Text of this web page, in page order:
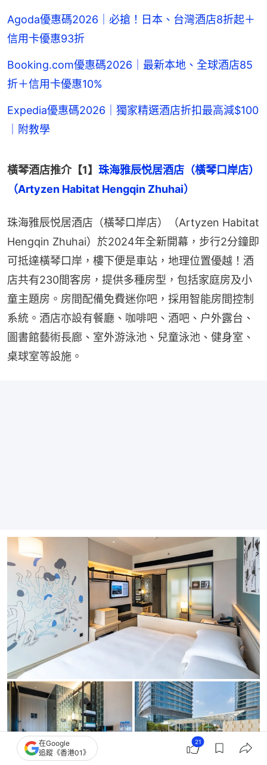
Agoda優惠碼2026｜必搶！日本、台灣酒店8折起＋
信用卡優惠93折
Booking.com優惠碼2026｜最新本地、全球酒店85
折＋信用卡優惠10%
Expedia優惠碼2026｜獨家精選酒店折扣最高減$100
｜附教學
橫琴酒店推介【1】 珠海雅辰悦居酒店（橫琴口岸店）
（Artyzen Habitat Hengqin Zhuhai）
珠海雅辰悦居酒店（橫琴口岸店）（Artyzen Habitat
Hengqin Zhuhai）於2024年全新開幕，步行2分鐘即
可抵達橫琴口岸，樓下便是車站，地理位置優越！酒
店共有230間客房，提供多種房型，包括家庭房及小
童主題房。房間配備免費迷你吧，採用智能房間控制
系統。酒店亦設有餐廳、咖啡吧、酒吧、户外露台、
圖書館藝術長廊、室外游泳池、兒童泳池、健身室、
桌球室等設施。
在Google
追蹤《香港01》
21